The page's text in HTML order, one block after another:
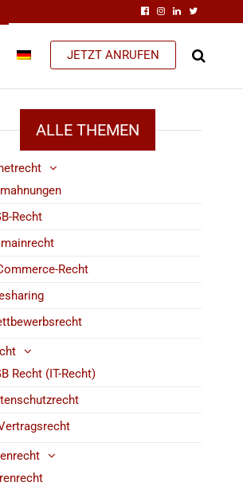
JETZT ANRUFEN
ALLE THEMEN
Recht
Recht
Recht (IT-Recht)